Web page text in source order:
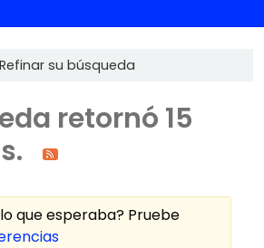
Refinar su búsqueda
retornó 15
que esperaba? Pruebe